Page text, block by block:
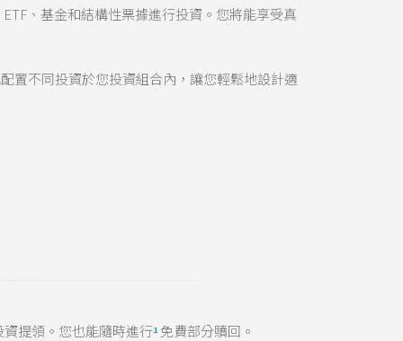
、基金和結構性票據進行投資。您將能享受真
置不同投資於您投資組合內，讓您輕鬆地設計適
提領。您也能隨時進行1免費部分贖回。